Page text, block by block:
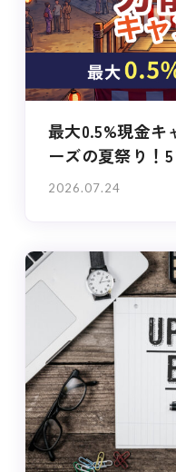
最大0.5%現金キ
ーズの夏祭り！
2026.07.24